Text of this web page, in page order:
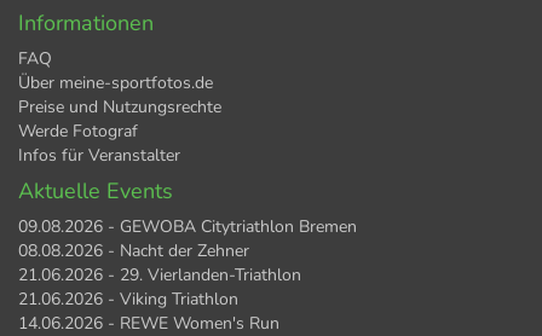
Informationen
FAQ
Über meine-sportfotos.de
Preise und Nutzungsrechte
Werde Fotograf
Infos für Veranstalter
Aktuelle Events
09.08.2026 - GEWOBA Citytriathlon Bremen
08.08.2026 - Nacht der Zehner
21.06.2026 - 29. Vierlanden-Triathlon
21.06.2026 - Viking Triathlon
14.06.2026 - REWE Women's Run